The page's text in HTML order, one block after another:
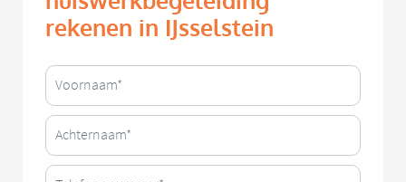
rekenen in IJsselstein